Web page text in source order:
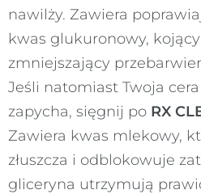
nawilży. Zawiera
kwas glukuronowy,
zmniejszający
Jeśli natomiast Twoja cera
zapycha, sięgnij po RX
Zawiera kwas mlekowy,
złuszcza i odblokowuje
gliceryna utrzymują